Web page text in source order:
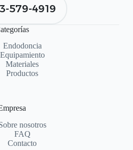
579-4919
Endodoncia
Equipamiento
Materiales
Productos
nosotros
FAQ
Contacto